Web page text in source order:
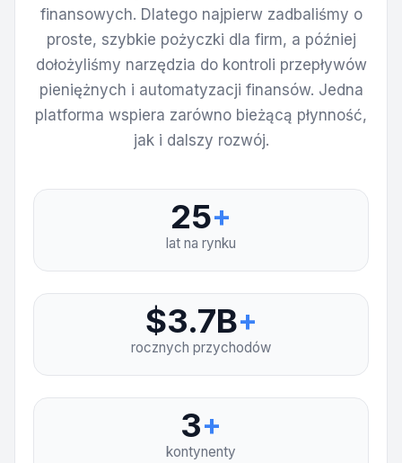
finansowych. Dlatego najpierw zadbaliśmy o
proste, szybkie pożyczki dla firm, a później
dołożyliśmy narzędzia do kontroli przepływów
pieniężnych i automatyzacji finansów. Jedna
platforma wspiera zarówno bieżącą płynność,
jak i dalszy rozwój.
25+
lat na rynku
$3.7B+
rocznych przychodów
3+
kontynenty